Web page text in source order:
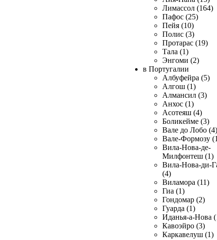
Лимассол (164)
Пафос (25)
Пейя (10)
Полис (3)
Протарас (19)
Тала (1)
Энгоми (2)
в Португалии
Албуфейра (5)
Алгош (1)
Алмансил (3)
Анхос (1)
Асотеяш (4)
Боликейме (3)
Вале до Лобо (4)
Вале-Формозу
Вила-Нова-де-
Милфонтеш (1)
Вила-Нова-ди-
(4)
Виламора (11)
Гиа (1)
Гондомар (2)
Гуарда (1)
Иданья-а-Нова
Кавоэйро (3)
Каркавелуш (1)